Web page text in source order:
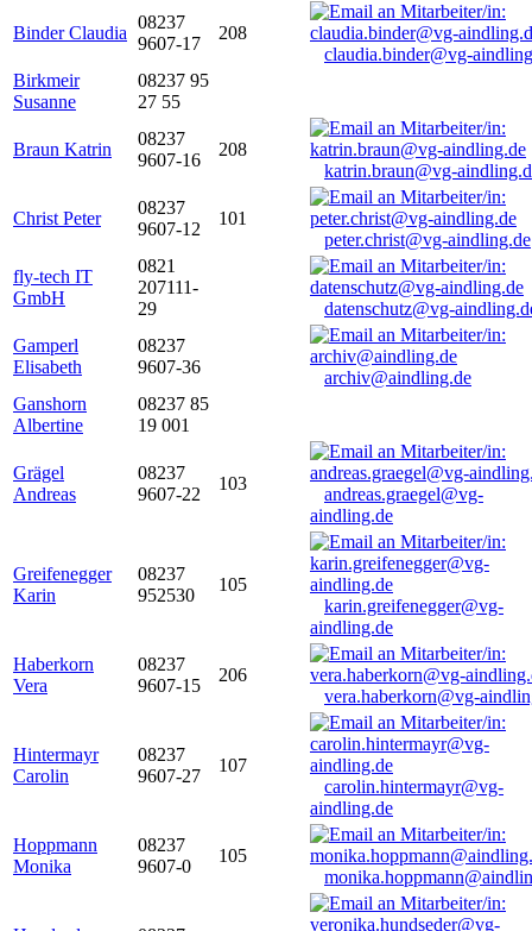
Binder Claudia
08237
9607-17
208
claudia.binder@vg-
Birkmeir
Susanne
08237 95
27 55
Braun Katrin
08237
9607-16
208
katrin.braun@vg-
Christ Peter
08237
9607-12
101
peter.christ@vg-aindling.de
fly-tech IT
GmbH
0821
207111-
29
datenschutz@vg-
Gamperl
Elisabeth
08237
9607-36
archiv@aindling.de
Ganshorn
Albertine
08237 85
19 001
Grägel
Andreas
08237
9607-22
103
andreas.graegel@vg-
aindling.de
Greifenegger
Karin
08237
952530
105
karin.greifenegger@vg-
aindling.de
Haberkorn
Vera
08237
9607-15
206
vera.haberkorn@vg-
Hintermayr
Carolin
08237
9607-27
107
carolin.hintermayr@vg-
aindling.de
Hoppmann
Monika
08237
9607-0
105